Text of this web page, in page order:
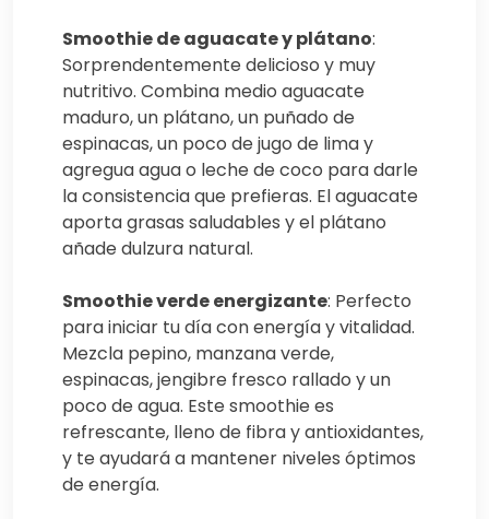
Smoothie de aguacate y plátano:
Sorprendentemente delicioso y muy
nutritivo. Combina medio aguacate
maduro, un plátano, un puñado de
espinacas, un poco de jugo de lima y
agregua agua o leche de coco para darle
la consistencia que prefieras. El aguacate
aporta grasas saludables y el plátano
añade dulzura natural.
Smoothie verde energizante: Perfecto
para iniciar tu día con energía y vitalidad.
Mezcla pepino, manzana verde,
espinacas, jengibre fresco rallado y un
poco de agua. Este smoothie es
refrescante, lleno de fibra y antioxidantes,
y te ayudará a mantener niveles óptimos
de energía.